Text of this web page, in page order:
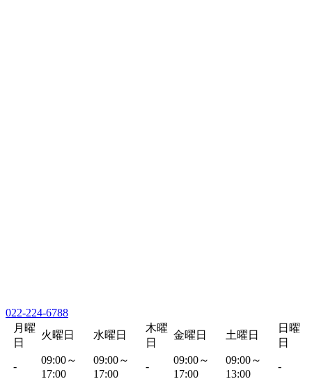
022-224-6788
月曜
日
火曜日 水曜日
木曜
日
金曜日 土曜日
日曜
日
-
09:00～
17:00
09:00～
17:00
-
09:00～
17:00
09:00～
13:00
-